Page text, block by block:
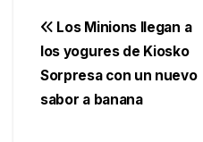
Navegación
de
entradas
Los Minions llegan a
los yogures de Kiosko
Sorpresa con un nuevo
sabor a banana